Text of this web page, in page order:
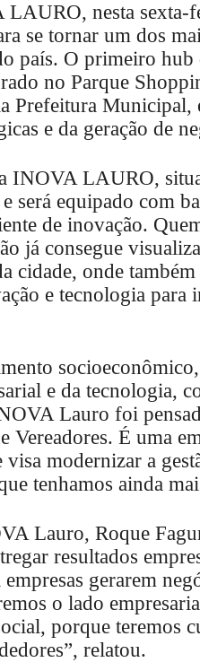
LAURO, nesta
se tornar um dos
país. O primeiro
no Parque
Prefeitura Municipal,
e da geração de
INOVA LAURO,
será equipado com
de inovação.
já consegue
cidade, onde
e tecnologia para
e da tecnologia,
Lauro foi
Vereadores. É uma
modernizar a
tenhamos ainda
Lauro, Roque
resultados
gerarem
o lado
porque teremos
relatou.